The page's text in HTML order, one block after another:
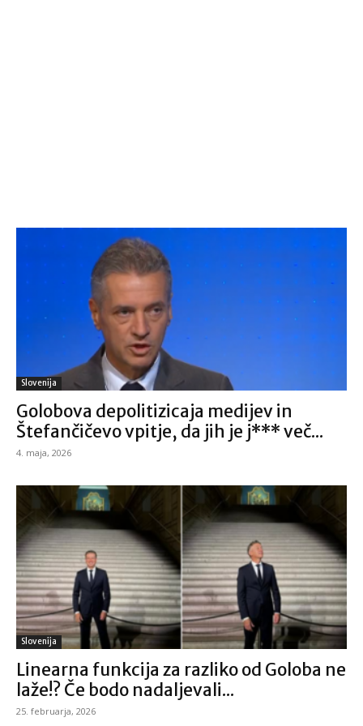
Slovenija
Golobova depolitizicaja medijev in
Štefančičevo vpitje, da jih je j*** več...
4. maja, 2026
Slovenija
Linearna funkcija za razliko od Goloba ne
laže!? Če bodo nadaljevali...
25. februarja, 2026